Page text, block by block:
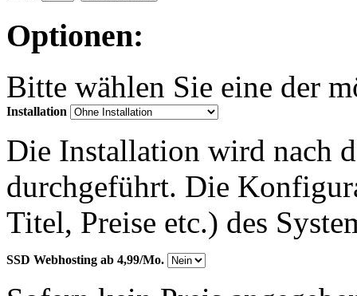
Optionen:
Bitte wählen Sie eine der
Installation
Die Installation wird nach
durchgeführt. Die
Titel, Preise etc.) des
SSD Webhosting ab 4,99/Mo.